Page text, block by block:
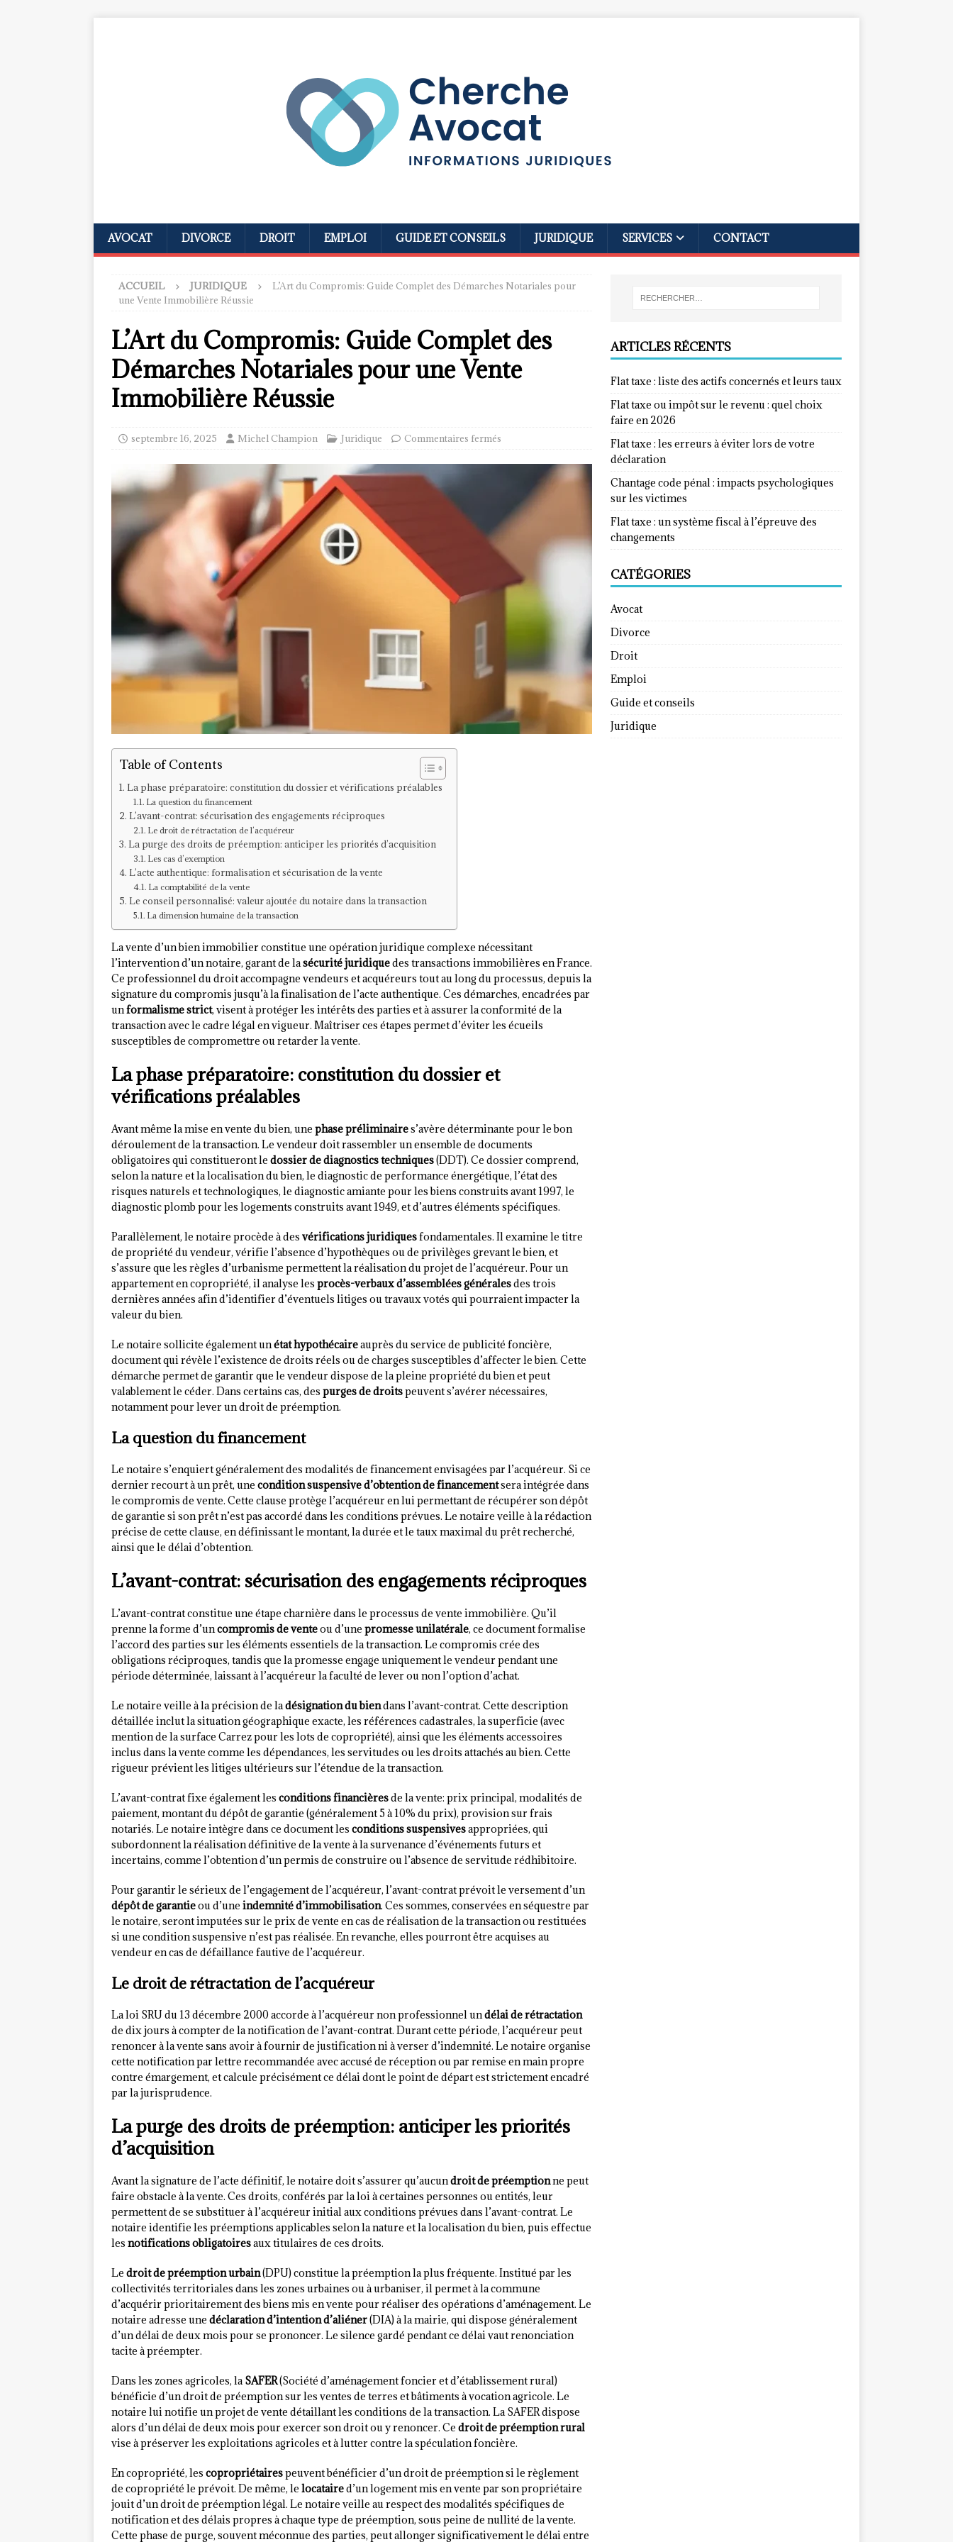
AVOCAT DIVORCE DROIT EMPLOI GUIDE ET CONSEILS JURIDIQUE SERVICES CONTACT
ACCUEIL JURIDIQUE
L’Art du Compromis: Guide Complet des Démarches Notariales pour
une Vente Immobilière Réussie
L’Art du Compromis: Guide Complet des
Démarches Notariales pour une Vente
Immobilière Réussie
septembre 16, 2025 Michel Champion Juridique Commentaires fermés
Table of Contents
La phase préparatoire: constitution du dossier et vérifications préalables
La question du financement
L’avant-contrat: sécurisation des engagements réciproques
Le droit de rétractation de l’acquéreur
La purge des droits de préemption: anticiper les priorités d’acquisition
Les cas d’exemption
L’acte authentique: formalisation et sécurisation de la vente
La comptabilité de la vente
Le conseil personnalisé: valeur ajoutée du notaire dans la transaction
La dimension humaine de la transaction
La vente d’un bien immobilier constitue une opération juridique complexe nécessitant
l’intervention d’un notaire, garant de lasécurité juridiquedes transactions immobilières en France.
Ce professionnel du droit accompagne vendeurs et acquéreurs tout au long du processus, depuis la
signature du compromis jusqu’à la finalisation de l’acte authentique. Ces démarches, encadrées par
unformalisme strict, visent à protéger les intérêts des parties et à assurer la conformité de la
transaction avec le cadre légal en vigueur. Maîtriser ces étapes permet d’éviter les écueils
susceptibles de compromettre ou retarder la vente.
La phase préparatoire: constitution du dossier et
vérifications préalables
Avant même la mise en vente du bien, une phase préliminaires’avère déterminante pour le bon
déroulement de la transaction. Le vendeur doit rassembler un ensemble de documents
obligatoires qui constitueront le dossier de diagnostics techniques(DDT). Ce dossier comprend,
selon la nature et la localisation du bien, le diagnostic de performance énergétique, l’état des
risques naturels et technologiques, le diagnostic amiante pour les biens construits avant 1997, le
diagnostic plomb pour les logements construits avant 1949, et d’autres éléments spécifiques.
Parallèlement, le notaire procède à des vérifications juridiquesfondamentales. Il examine le titre
de propriété du vendeur, vérifie l’absence d’hypothèques ou de privilèges grevant le bien, et
s’assure que les règles d’urbanisme permettent la réalisation du projet de l’acquéreur. Pour un
appartement en copropriété, il analyse les procès-verbaux d’assemblées généralesdes trois
dernières années afin d’identifier d’éventuels litiges ou travaux votés qui pourraient impacter la
valeur du bien.
Le notaire sollicite également unétat hypothécaireauprès du service de publicité foncière,
document qui révèle l’existence de droits réels ou de charges susceptibles d’affecter le bien. Cette
démarche permet de garantir que le vendeur dispose de la pleine propriété du bien et peut
valablement le céder. Dans certains cas, des purges de droitspeuvent s’avérer nécessaires,
notamment pour lever un droit de préemption.
La question du financement
Le notaire s’enquiert généralement des modalités de financement envisagées par l’acquéreur. Si ce
dernier recourt à un prêt, une condition suspensive d’obtention de financementsera intégrée dans
le compromis de vente. Cette clause protège l’acquéreur en lui permettant de récupérer son dépôt
de garantie si son prêt n’est pas accordé dans les conditions prévues. Le notaire veille à la rédaction
précise de cette clause, en définissant le montant, la durée et le taux maximal du prêt recherché,
ainsi que le délai d’obtention.
L’avant-contrat: sécurisation des engagements réciproques
L’avant-contrat constitue une étape charnière dans le processus de vente immobilière. Qu’il
prenne la forme d’uncompromis de venteou d’une promesse unilatérale, ce document formalise
l’accord des parties sur les éléments essentiels de la transaction. Le compromis crée des
obligations réciproques, tandis que la promesse engage uniquement le vendeur pendant une
période déterminée, laissant à l’acquéreur la faculté de lever ou non l’option d’achat.
Le notaire veille à la précision de ladésignation du biendans l’avant-contrat. Cette description
détaillée inclut la situation géographique exacte, les références cadastrales, la superficie (avec
mention de la surface Carrez pour les lots de copropriété), ainsi que les éléments accessoires
inclus dans la vente comme les dépendances, les servitudes ou les droits attachés au bien. Cette
rigueur prévient les litiges ultérieurs sur l’étendue de la transaction.
L’avant-contrat fixe également les conditions financièresde la vente: prix principal, modalités de
paiement, montant du dépôt de garantie (généralement 5 à 10% du prix), provision sur frais
notariés. Le notaire intègre dans ce document les conditions suspensivesappropriées, qui
subordonnent la réalisation définitive de la vente à la survenance d’événements futurs et
incertains, comme l’obtention d’un permis de construire ou l’absence de servitude rédhibitoire.
Pour garantir le sérieux de l’engagement de l’acquéreur, l’avant-contrat prévoit le versement d’un
dépôt de garantieou d’une indemnité d’immobilisation. Ces sommes, conservées en séquestre par
le notaire, seront imputées sur le prix de vente en cas de réalisation de la transaction ou restituées
si une condition suspensive n’est pas réalisée. En revanche, elles pourront être acquises au
vendeur en cas de défaillance fautive de l’acquéreur.
Le droit de rétractation de l’acquéreur
La loi SRU du 13 décembre 2000 accorde à l’acquéreur non professionnel undélai de rétractation
de dix jours à compter de la notification de l’avant-contrat. Durant cette période, l’acquéreur peut
renoncer à la vente sans avoir à fournir de justification ni à verser d’indemnité. Le notaire organise
cette notification par lettre recommandée avec accusé de réception ou par remise en main propre
contre émargement, et calcule précisément ce délai dont le point de départ est strictement encadré
par la jurisprudence.
La purge des droits de préemption: anticiper les priorités
d’acquisition
Avant la signature de l’acte définitif, le notaire doit s’assurer qu’aucundroit de préemptionne peut
faire obstacle à la vente. Ces droits, conférés par la loi à certaines personnes ou entités, leur
permettent de se substituer à l’acquéreur initial aux conditions prévues dans l’avant-contrat. Le
notaire identifie les préemptions applicables selon la nature et la localisation du bien, puis effectue
les notifications obligatoiresaux titulaires de ces droits.
Le droit de préemption urbain(DPU) constitue la préemption la plus fréquente. Institué par les
collectivités territoriales dans les zones urbaines ou à urbaniser, il permet à la commune
d’acquérir prioritairement des biens mis en vente pour réaliser des opérations d’aménagement. Le
notaire adresse une déclaration d’intention d’aliéner(DIA) à la mairie, qui dispose généralement
d’un délai de deux mois pour se prononcer. Le silence gardé pendant ce délai vaut renonciation
tacite à préempter.
Dans les zones agricoles, laSAFER(Société d’aménagement foncier et d’établissement rural)
bénéficie d’un droit de préemption sur les ventes de terres et bâtiments à vocation agricole. Le
notaire lui notifie un projet de vente détaillant les conditions de la transaction. La SAFER dispose
alors d’un délai de deux mois pour exercer son droit ou y renoncer. Ce droit de préemption rural
vise à préserver les exploitations agricoles et à lutter contre la spéculation foncière.
En copropriété, les copropriétairespeuvent bénéficier d’un droit de préemption si le règlement
de copropriété le prévoit. De même, le locataired’un logement mis en vente par son propriétaire
jouit d’un droit de préemption légal. Le notaire veille au respect des modalités spécifiques de
notification et des délais propres à chaque type de préemption, sous peine de nullité de la vente.
Cette phase de purge, souvent méconnue des parties, peut allonger significativement le délai entre
ARTICLES RÉCENTS
Flat taxe : liste des actifs concernés et leurs taux
Flat taxe ou impôt sur le revenu : quel choix
faire en 2026
Flat taxe : les erreurs à éviter lors de votre
déclaration
Chantage code pénal : impacts psychologiques
sur les victimes
Flat taxe : un système fiscal à l’épreuve des
changements
CATÉGORIES
Avocat
Divorce
Droit
Emploi
Guide et conseils
Juridique